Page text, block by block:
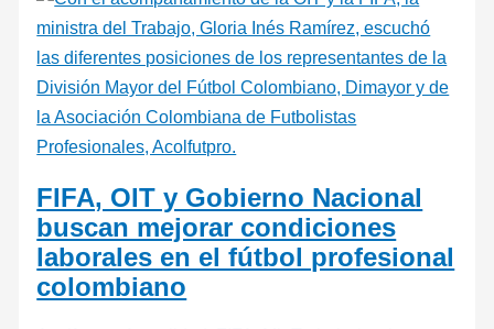
FIFA, OIT y Gobierno Nacional
buscan mejorar condiciones
laborales en el fútbol profesional
colombiano